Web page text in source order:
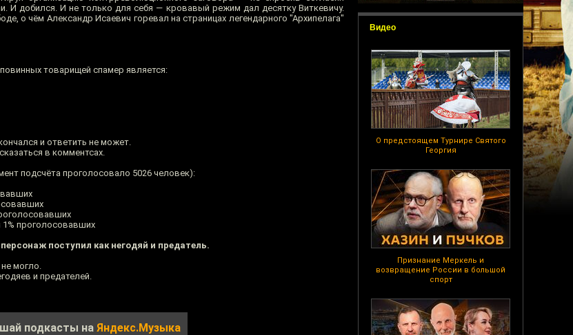
Видео
О предстоящем Турнире Святого
Георгия
Признание Меркель и
возвращение России в большой
спорт
И добился. И не только для себя — кровавый режим дал десятку Виткевичу.
о чём Александр Исаевич горевал на страницах легендарного "Архипелага"
товарищей спамер является:
и ответить не может.
в комментсах.
подсчёта проголосовало 5026 человек):
проголосовавших
поступил как негодяй и предатель.
могло.
и предателей.
подкасты на Яндекс.Музыка